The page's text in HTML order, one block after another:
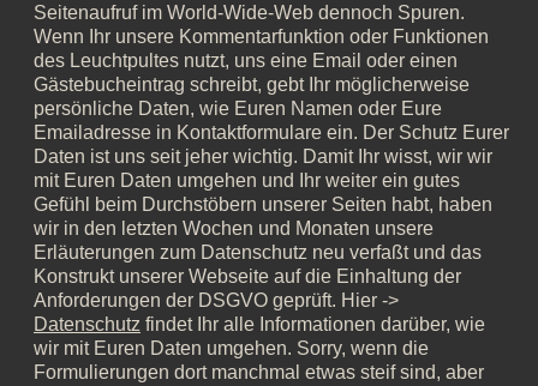
Seitenaufruf im World-Wide-Web dennoch Spuren.
Wenn Ihr unsere Kommentarfunktion oder Funktionen
des Leuchtpultes nutzt, uns eine Email oder einen
Gästebucheintrag schreibt, gebt Ihr möglicherweise
persönliche Daten, wie Euren Namen oder Eure
Emailadresse in Kontaktformulare ein. Der Schutz Eurer
Daten ist uns seit jeher wichtig. Damit Ihr wisst, wir wir
mit Euren Daten umgehen und Ihr weiter ein gutes
Gefühl beim Durchstöbern unserer Seiten habt, haben
wir in den letzten Wochen und Monaten unsere
Erläuterungen zum Datenschutz neu verfaßt und das
Konstrukt unserer Webseite auf die Einhaltung der
Anforderungen der DSGVO geprüft. Hier ->
Datenschutz findet Ihr alle Informationen darüber, wie
wir mit Euren Daten umgehen. Sorry, wenn die
Formulierungen dort manchmal etwas steif sind, aber